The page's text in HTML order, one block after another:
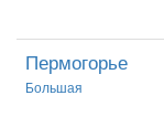
Пермогорье
Большая